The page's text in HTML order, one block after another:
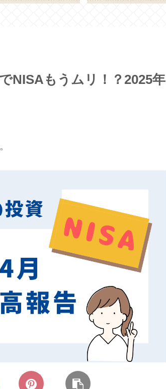
NISAもうムリ！？2025年